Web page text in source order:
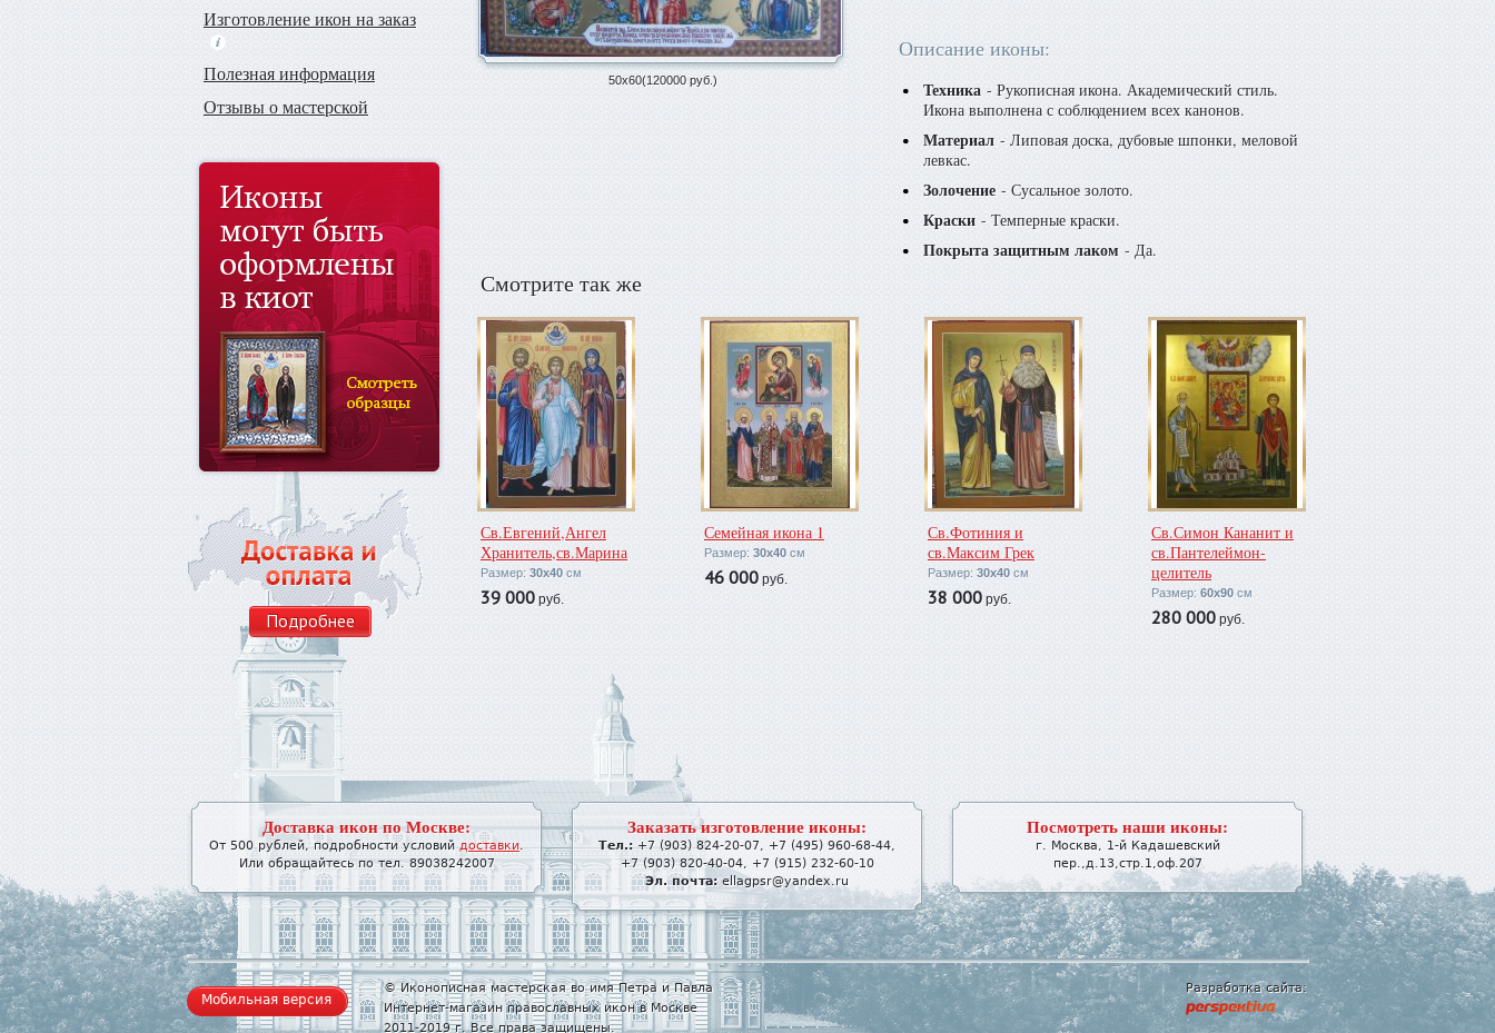
Изготовление икон на заказ
Полезная информация
Отзывы о мастерской
Подробнее
50х60(120000 руб.)
Описание иконы:
Техника - Рукописная икона. Академический стиль.
Икона выполнена с соблюдением всех канонов.
Материал - Липовая доска, дубовые шпонки, меловой
левкас.
Золочение - Сусальное золото.
Краски - Темперные краски.
Покрыта защитным лаком - Да.
Смотрите так же
Св.Евгений,Ангел
Хранитель,св.Марина
Размер: 30х40 см
39 000 руб.
Семейная икона 1
Размер: 30х40 см
46 000 руб.
Св.Фотиния и
св.Максим Грек
Размер: 30х40 см
38 000 руб.
Св.Симон Кананит и
св.Пантелеймон-
целитель
Размер: 60х90 см
280 000 руб.
Доставка икон по Москве:
От 500 рублей, подробности условийдоставки.
Или обращайтесь по тел. 89038242007
Заказать изготовление иконы:
Тел.: +7 (903) 824-20-07, +7 (495) 960-68-44,
+7 (903) 820-40-04, +7 (915) 232-60-10
Эл. почта: ellagpsr@yandex.ru
Посмотреть наши иконы:
г. Москва, 1-й Кадашевский
пер.,д.13,стр.1,оф.207
Мобильная версия
© Иконописная мастерская во имя Петра и Павла
Интернет-магазин православных икон в Москве
2011-2019 г. Все права защищены.
Разработка сайта: